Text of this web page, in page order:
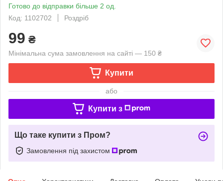
Готово до відправки більше 2 од.
Код: 1102702
Роздріб
99 ₴
Мінімальна сума замовлення на сайті — 150 ₴
Купити
або
Купити з
Що таке купити з Пром?
Замовлення під захистом